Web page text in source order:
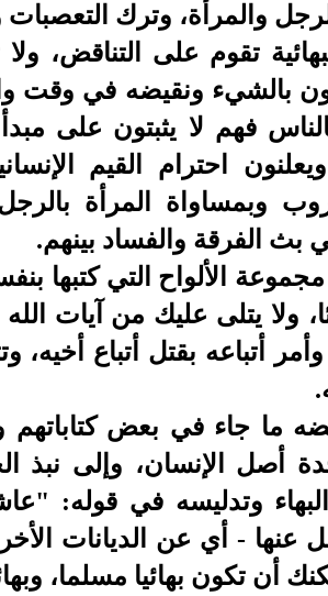
والمرأة، وترك التعصبات
تقوم على التناقض،
بالشيء ونقيضه في وقت
بالناس فهم لا يثبتون على
ويعلنون احترام القيم
وبمساواة المرأة
بث الفرقة والفساد بينهم.
الألواح التي كتبها
ولا يتلى عليك من آيات الله
أتباعه بقتل أتباع أخيه،
ما جاء في بعض
أصل الإنسان، وإلى نبذ
وتدليسه في قوله:
عنها - أي عن الديانات
تكون بهائيا مسلما،